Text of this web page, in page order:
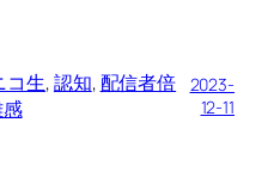
コ生, 認知, 配信者倍
2023-
12-11